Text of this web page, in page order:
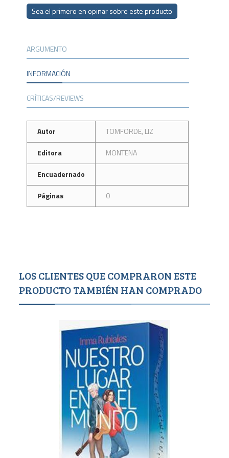
Sea el primero en opinar sobre este producto
ARGUMENTO
INFORMACIÓN
CRÍTICAS/REVIEWS
Autor
TOMFORDE, LIZ
Editora
MONTENA
Encuadernado
Páginas
0
LOS CLIENTES QUE COMPRARON ESTE
PRODUCTO TAMBIÉN HAN COMPRADO